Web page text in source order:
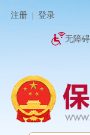
注册 登录
无障